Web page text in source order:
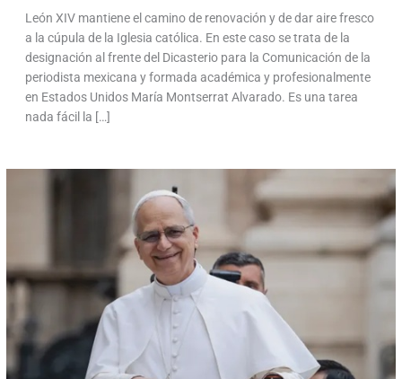
León XIV mantiene el camino de renovación y de dar aire fresco
a la cúpula de la Iglesia católica. En este caso se trata de la
designación al frente del Dicasterio para la Comunicación de la
periodista mexicana y formada académica y profesionalmente
en Estados Unidos María Montserrat Alvarado. Es una tarea
nada fácil la […]